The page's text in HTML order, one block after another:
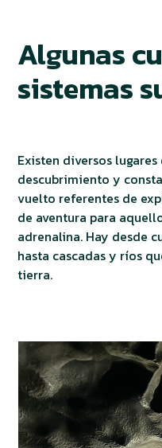
Algunas
sistemas
Existen diversos
descubrimiento y
vuelto referentes de
de aventura para
adrenalina. Hay desde
hasta cascadas y ríos
tierra.